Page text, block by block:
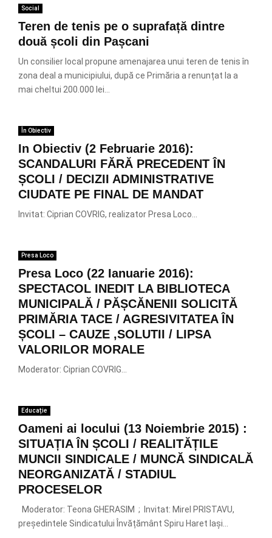
Social
Teren de tenis pe o suprafață dintre
două școli din Pașcani
Un consilier local propune amenajarea unui teren de tenis în
zona deal a municipiului, după ce Primăria a renunțat la a
mai cheltui 200.000 lei...
În Obiectiv
In Obiectiv (2 Februarie 2016):
SCANDALURI FĂRĂ PRECEDENT ÎN
ȘCOLI / DECIZII ADMINISTRATIVE
CIUDATE PE FINAL DE MANDAT
Invitat: Ciprian COVRIG, realizator Presa Loco...
Presa Loco
Presa Loco (22 Ianuarie 2016):
SPECTACOL INEDIT LA BIBLIOTECA
MUNICIPALĂ / PĂȘCĂNENII SOLICITĂ
PRIMĂRIA TACE / AGRESIVITATEA ÎN
ȘCOLI – CAUZE ,SOLUTII / LIPSA
VALORILOR MORALE
Moderator: Ciprian COVRIG...
Educație
Oameni ai locului (13 Noiembrie 2015) :
SITUAȚIA ÎN ȘCOLI / REALITĂȚILE
MUNCII SINDICALE / MUNCĂ SINDICALĂ
NEORGANIZATĂ / STADIUL
PROCESELOR
Moderator: Teona GHERASIM ; Invitat: Mirel PRISTAVU,
președintele Sindicatului Învățământ Spiru Haret Iași...